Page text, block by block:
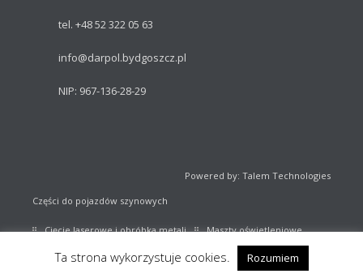
tel. +48 52 322 05 63
info@darpol.bydgoszcz.pl
NIP: 967-136-28-29
Powered by: Talem Technologies
Części do pojazdów szynowych
Cięcie laserowe i obróbka metali Maszty oświetleniowe
Sprzęt sportowy Katalog części kolejowych
Ta strona wykorzystuje cookies. Rozumiem